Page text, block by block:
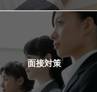
面接対策